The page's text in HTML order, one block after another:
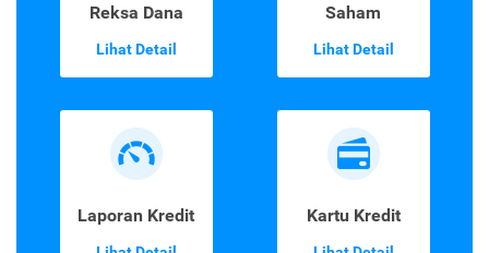
Reksa Dana
Lihat Detail
Saham
Lihat Detail
Laporan Kredit Kartu Kredit